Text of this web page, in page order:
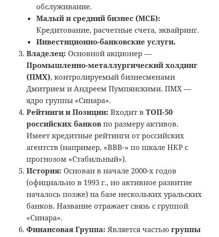
обслуживание.
Малый и средний бизнес (МСБ):
Кредитование, расчетные счета, эквайринг.
Инвестиционно-банковские услуги.
Владелец: Основной акционер —
Промышленно-металлургический холдинг
(ПМХ), контролируемый бизнесменами
Дмитрием и Андреем Пумпянскими. ПМХ —
ядро группы «Синара».
Рейтинги и Позиции: Входит вТОП-50
российских банков по размеру активов.
Имеет кредитные рейтинги от российских
агентств (например, «ВВВ-» по шкале НКР с
прогнозом «Стабильный»).
История: Основан в начале 2000-х годов
(официально в 1993 г., но активное развитие
началось позже) на базе нескольких уральских
банков. Название отражает связь с группой
«Синара».
Финансовая Группа: Является частьюгруппы